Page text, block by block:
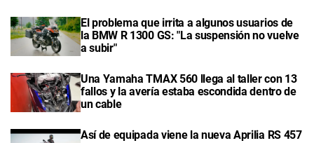
El problema que irrita a algunos usuarios de
la BMW R 1300 GS: "La suspensión no vuelve
a subir"
Una Yamaha TMAX 560 llega al taller con 13
fallos y la avería estaba escondida dentro de
un cable
Así de equipada viene la nueva Aprilia RS 457